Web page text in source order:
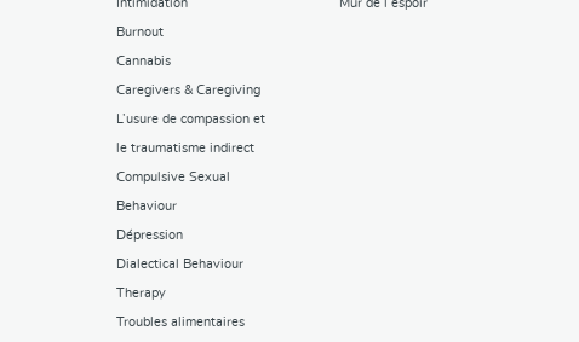
Intimidation
Burnout
Cannabis
Caregivers & Caregiving
L’usure de compassion et
le traumatisme indirect
Compulsive Sexual
Behaviour
Dépression
Dialectical Behaviour
Therapy
Troubles alimentaires
Mur de l’espoir